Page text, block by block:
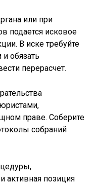
или при
подается исковое
В иске требуйте
обязать
перерасчет.
праве. Соберите
собраний
активная позиция